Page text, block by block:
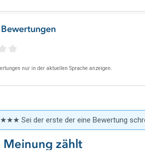
(2:3). Verursacht schwere
Schutzkleidung/
Inhalt/Behälter einer
Vorschriften zuführen.
Bewertung von 0 von 5
nur in der aktuellen Sprache anzeigen.
Sei der erste der eine Bewertung
Meinung zählt